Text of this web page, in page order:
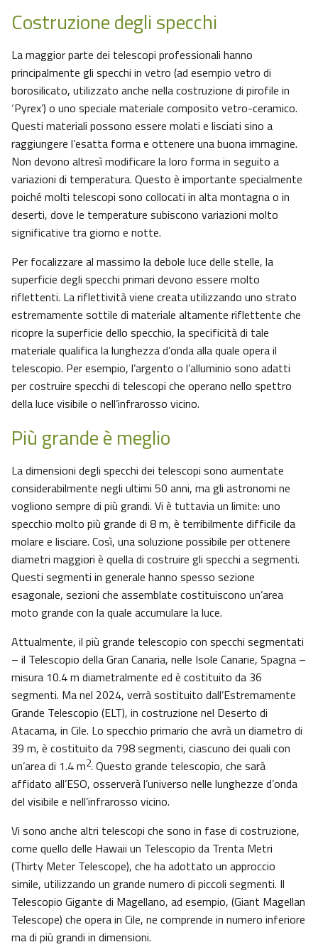
Costruzione degli specchi
La maggior parte dei telescopi professionali hanno
principalmente gli specchi in vetro (ad esempio vetro di
borosilicato, utilizzato anche nella costruzione di pirofile in
‘Pyrex’) o uno speciale materiale composito vetro-ceramico.
Questi materiali possono essere molati e lisciati sino a
raggiungere l’esatta forma e ottenere una buona immagine.
Non devono altresì modificare la loro forma in seguito a
variazioni di temperatura. Questo è importante specialmente
poiché molti telescopi sono collocati in alta montagna o in
deserti, dove le temperature subiscono variazioni molto
significative tra giorno e notte.
Per focalizzare al massimo la debole luce delle stelle, la
superficie degli specchi primari devono essere molto
riflettenti. La riflettività viene creata utilizzando uno strato
estremamente sottile di materiale altamente riflettente che
ricopre la superficie dello specchio, la specificità di tale
materiale qualifica la lunghezza d’onda alla quale opera il
telescopio. Per esempio, l’argento o l’alluminio sono adatti
per costruire specchi di telescopi che operano nello spettro
della luce visibile o nell’infrarosso vicino.
Più grande è meglio
La dimensioni degli specchi dei telescopi sono aumentate
considerabilmente negli ultimi 50 anni, ma gli astronomi ne
vogliono sempre di più grandi. Vi è tuttavia un limite: uno
specchio molto più grande di 8 m, è terribilmente difficile da
molare e lisciare. Così, una soluzione possibile per ottenere
diametri maggiori è quella di costruire gli specchi a segmenti.
Questi segmenti in generale hanno spesso sezione
esagonale, sezioni che assemblate costituiscono un’area
moto grande con la quale accumulare la luce.
Attualmente, il più grande telescopio con specchi segmentati
– il Telescopio della Gran Canaria, nelle Isole Canarie, Spagna –
misura 10.4 m diametralmente ed è costituito da 36
segmenti. Ma nel 2024, verrà sostituito dall’Estremamente
Grande Telescopio (ELT), in costruzione nel Deserto di
Atacama, in Cile. Lo specchio primario che avrà un diametro di
39 m, è costituito da 798 segmenti, ciascuno dei quali con
un’area di 1.4 m2. Questo grande telescopio, che sarà
affidato all’ESO, osserverà l’universo nelle lunghezze d’onda
del visibile e nell’infrarosso vicino.
Vi sono anche altri telescopi che sono in fase di costruzione,
come quello delle Hawaii un Telescopio da Trenta Metri
(Thirty Meter Telescope), che ha adottato un approccio
simile, utilizzando un grande numero di piccoli segmenti. Il
Telescopio Gigante di Magellano, ad esempio, (Giant Magellan
Telescope) che opera in Cile, ne comprende in numero inferiore
ma di più grandi in dimensioni.